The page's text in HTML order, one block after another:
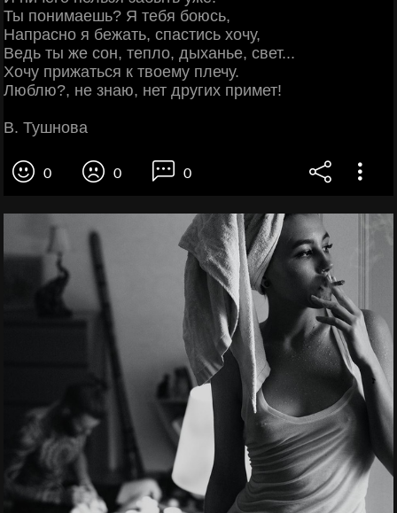
Ты понимаешь? Я тебя боюсь,
Напрасно я бежать, спастись хочу,
Ведь ты же сон, тепло, дыханье, свет...
Хочу прижаться к твоему плечу.
Люблю?, не знаю, нет других примет!
В. Тушнова
0 0 0